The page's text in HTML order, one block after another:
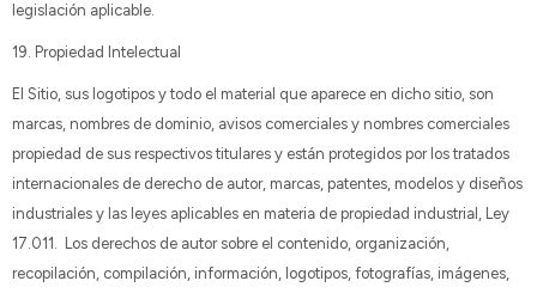
legislación aplicable.
19. Propiedad Intelectual
El Sitio, sus logotipos y todo el material que aparece en dicho sitio, son
marcas, nombres de dominio, avisos comerciales y nombres comerciales
propiedad de sus respectivos titulares y están protegidos por los tratados
internacionales de derecho de autor, marcas, patentes, modelos y diseños
industriales y las leyes aplicables en materia de propiedad industrial, Ley
17.011. Los derechos de autor sobre el contenido, organización,
recopilación, compilación, información, logotipos, fotografías, imágenes,